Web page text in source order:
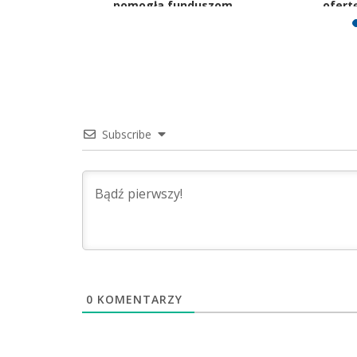
pomogła funduszom
Subscribe
0 KOMENTARZY